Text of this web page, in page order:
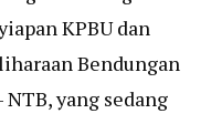
KPBU dan
Bendungan
NTB, yang sedang